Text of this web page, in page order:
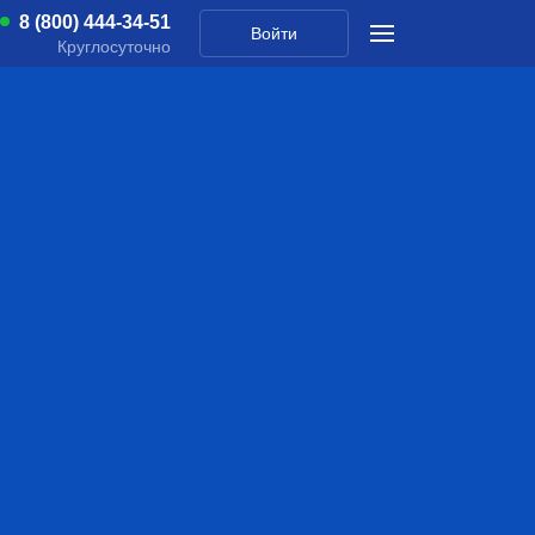
8 (800) 444-34-51
Круглосуточно
Войти